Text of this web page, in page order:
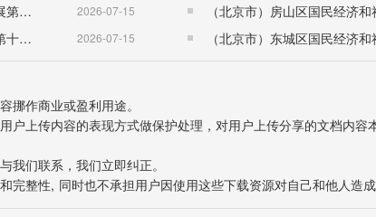
（河南省）平顶山市国民经济和社会发展第十五个五年规划纲要 2026-07-15
（河南省）洛阳市国民经济和社会发展第十五个五年规划纲要 2026-07-15
挪作商业或盈利用途。
户上传内容的表现方式做保护处理，对用户上传分享的文档内容
我们联系，我们立即纠正。
完整性, 同时也不承担用户因使用这些下载资源对自己和他人造成